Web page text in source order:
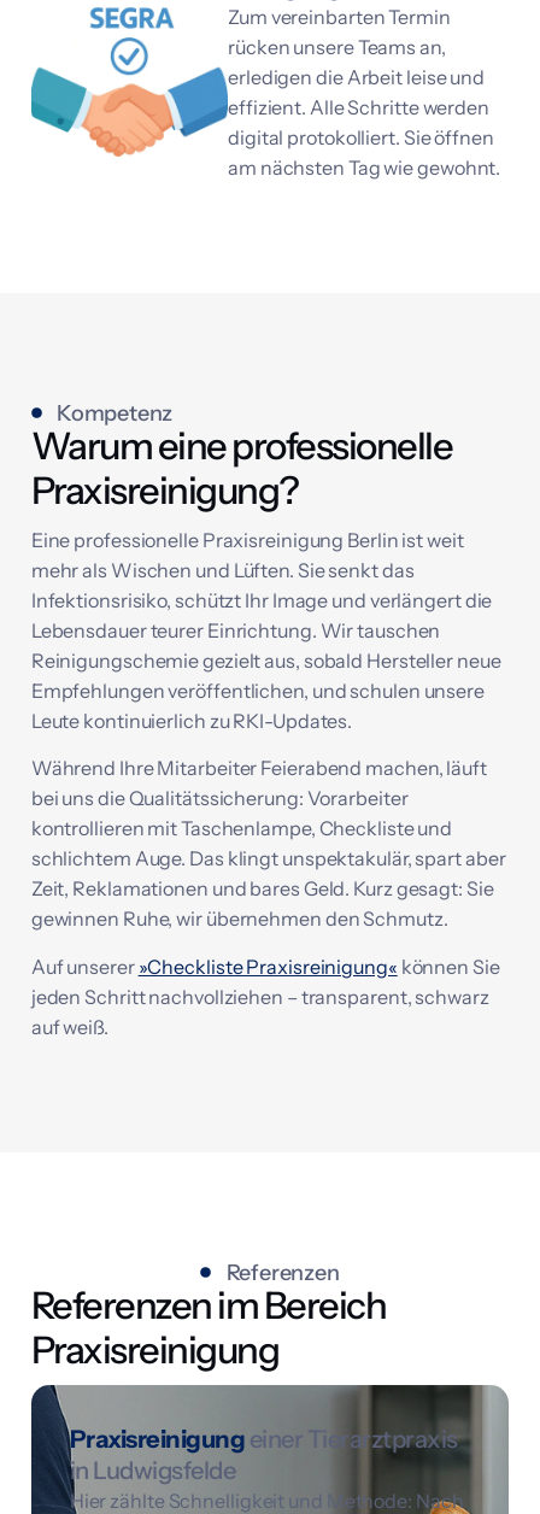
Zum vereinbarten Termin
rücken unsere Teams an,
erledigen die Arbeit leise und
effizient. Alle Schritte werden
digital protokolliert. Sie öffnen
am nächsten Tag wie gewohnt.
Kompetenz
Warum eine professionelle
Praxisreinigung?
Eine professionelle Praxisreinigung Berlin ist weit
mehr als Wischen und Lüften. Sie senkt das
Infektionsrisiko, schützt Ihr Image und verlängert die
Lebensdauer teurer Einrichtung. Wir tauschen
Reinigungschemie gezielt aus, sobald Hersteller neue
Empfehlungen veröffentlichen, und schulen unsere
Leute kontinuierlich zu RKI-Updates.
Während Ihre Mitarbeiter Feierabend machen, läuft
bei uns die Qualitätssicherung: Vorarbeiter
kontrollieren mit Taschenlampe, Checkliste und
schlichtem Auge. Das klingt unspektakulär, spart aber
Zeit, Reklamationen und bares Geld. Kurz gesagt: Sie
gewinnen Ruhe, wir übernehmen den Schmutz.
Auf unserer »Checkliste Praxisreinigung« können Sie
jeden Schritt nachvollziehen – transparent, schwarz
auf weiß.
Referenzen
Referenzen im Bereich
Praxisreinigung
Praxisreinigung einer Tierarztpraxis
in Ludwigsfelde
Hier zählte Schnelligkeit und Methode: Nach